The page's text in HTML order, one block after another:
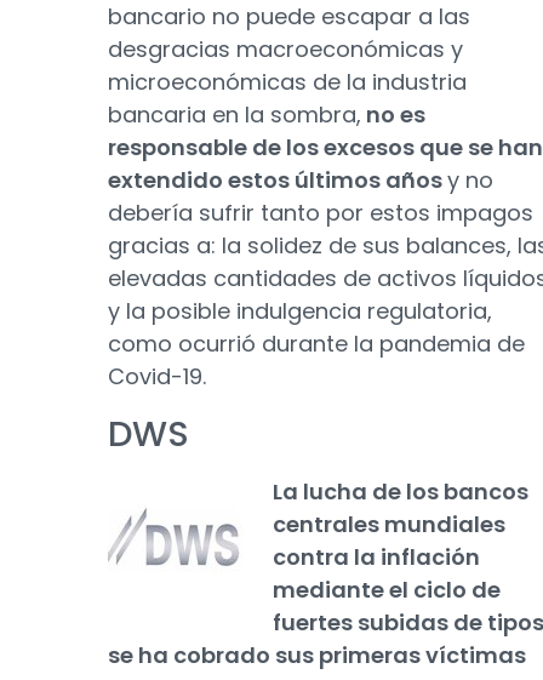
bancario no puede escapar a las
desgracias macroeconómicas y
microeconómicas de la industria
bancaria en la sombra, no es
responsable de los excesos que se han
extendido estos últimos añosy no
debería sufrir tanto por estos impagos
gracias a: la solidez de sus balances,
elevadas cantidades de activos
y la posible indulgencia regulatoria,
como ocurrió durante la pandemia de
Covid-19.
DWS
La lucha de los bancos
centrales mundiales
contra la inflación
mediante el ciclo de
fuertes subidas de tipos
se ha cobrado sus primeras víctimas